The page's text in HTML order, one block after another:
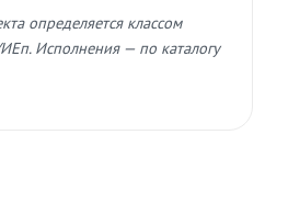
определяется классом
Исполнения — по каталогу